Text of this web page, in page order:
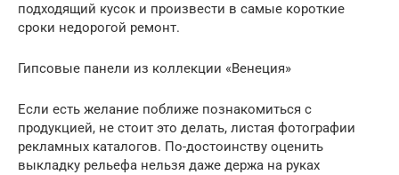
подходящий кусок и произвести в самые короткие
сроки недорогой ремонт.
Гипсовые панели из коллекции «Венеция»
Если есть желание поближе познакомиться с
продукцией, не стоит это делать, листая фотографии
рекламных каталогов. По-достоинству оценить
выкладку рельефа нельзя даже держа на руках